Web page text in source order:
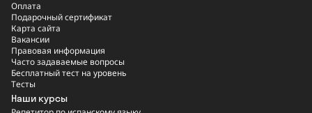
Оплата
Подарочный сертификат
Карта сайта
Вакансии
Правовая информация
Часто задаваемые вопросы
Бесплатный тест на уровень
Тесты
Наши курсы